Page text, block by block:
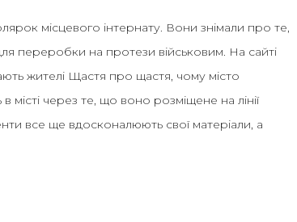
місцевого інтернату. Вони знімали про те,
переробки на протези військовим. На сайті
жителі Щастя про щастя, чому місто
місті через те, що воно розміщене на лінії
все ще вдосконалюють свої матеріали, а